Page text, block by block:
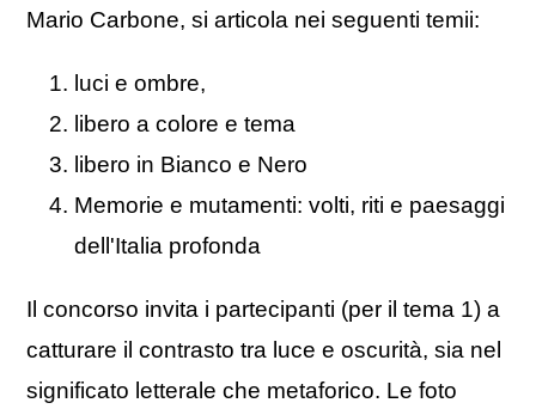
Mario Carbone, si articola nei seguenti temii:
luci e ombre,
libero a colore e tema
libero in Bianco e Nero
Memorie e mutamenti: volti, riti e paesaggi
dell'Italia profonda
Il concorso invita i partecipanti (per il tema 1) a
catturare il contrasto tra luce e oscurità, sia nel
significato letterale che metaforico. Le foto